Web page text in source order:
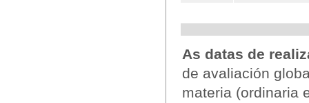
As datas de
de avaliación
materia (ordinaria